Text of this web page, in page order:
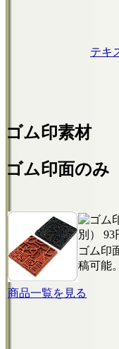
テキ
ゴム印素材
ゴム印面のみ
別）
93
ゴム印
稿可能。
商品一覧を見る